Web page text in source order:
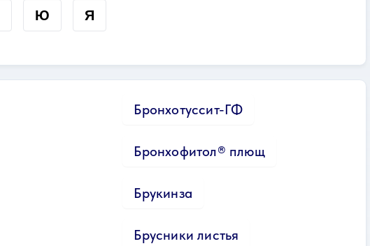
Ю Я
Бронхотуссит-ГФ
Бронхофитол® плющ
Брукинза
Брусники листья